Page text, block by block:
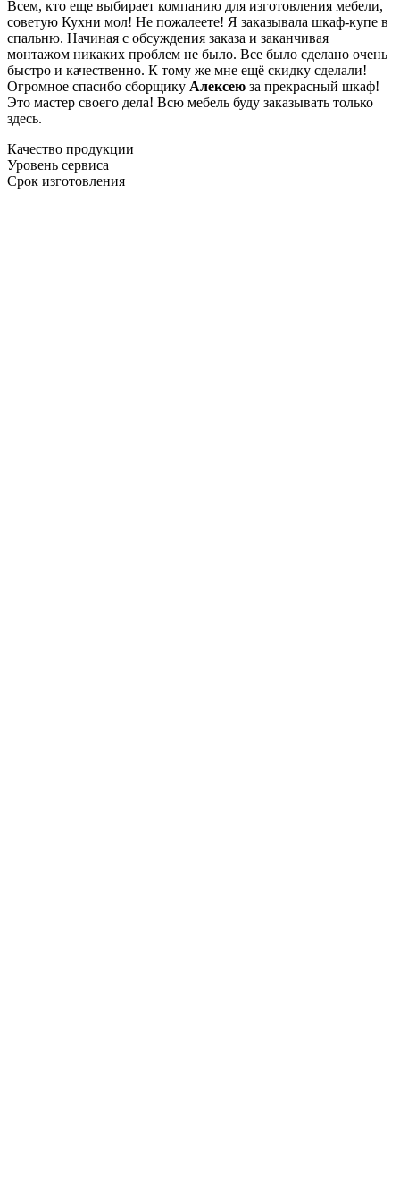
Всем, кто еще выбирает компанию для изготовления мебели,
советую Кухни мол! Не пожалеете! Я заказывала шкаф-купе в
спальню. Начиная с обсуждения заказа и заканчивая
монтажом никаких проблем не было. Все было сделано очень
быстро и качественно. К тому же мне ещё скидку сделали!
Огромное спасибо сборщику Алексею за прекрасный шкаф!
Это мастер своего дела! Всю мебель буду заказывать только
здесь.
Качество продукции
Уровень сервиса
Срок изготовления